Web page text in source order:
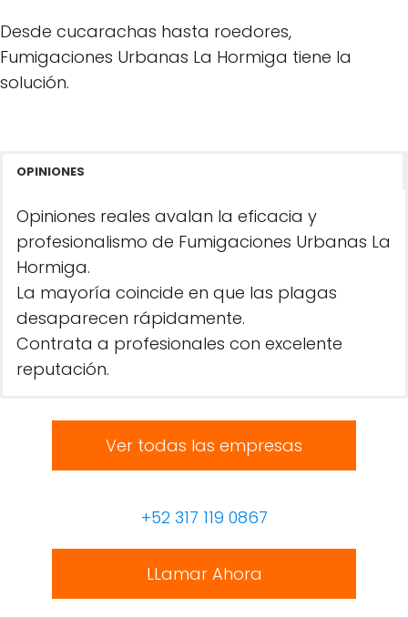
Desde cucarachas hasta roedores,
Fumigaciones Urbanas La Hormiga tiene la
solución.
OPINIONES
Opiniones reales avalan la eficacia y
profesionalismo de Fumigaciones Urbanas La
Hormiga.
La mayoría coincide en que las plagas
desaparecen rápidamente.
Contrata a profesionales con excelente
reputación.
Ver todas las empresas
+52 317 119 0867
LLamar Ahora